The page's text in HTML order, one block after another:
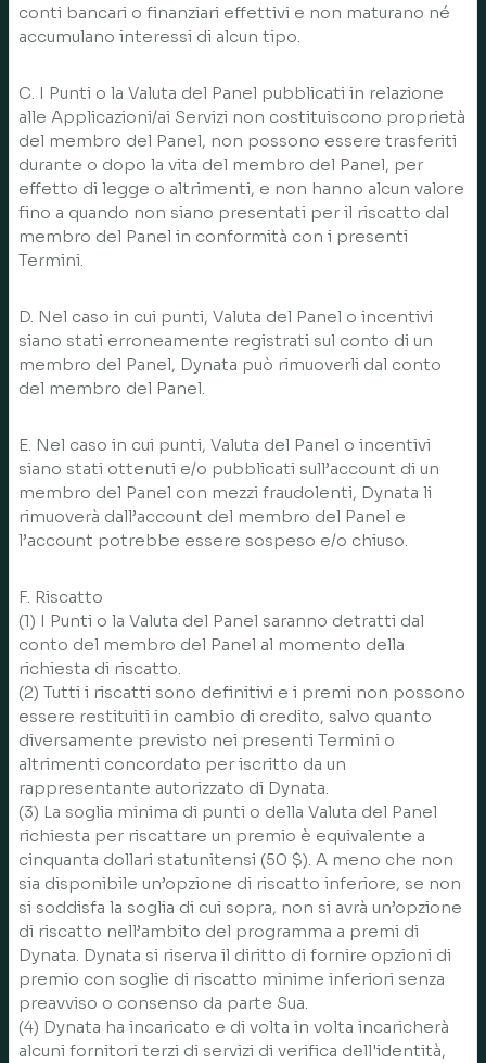
conti bancari o finanziari effettivi e non maturano né
accumulano interessi di alcun tipo.
C. I Punti o la Valuta del Panel pubblicati in relazione
alle Applicazioni/ai Servizi non costituiscono proprietà
del membro del Panel, non possono essere trasferiti
durante o dopo la vita del membro del Panel, per
effetto di legge o altrimenti, e non hanno alcun valore
fino a quando non siano presentati per il riscatto dal
membro del Panel in conformità con i presenti
Termini.
D. Nel caso in cui punti, Valuta del Panel o incentivi
siano stati erroneamente registrati sul conto di un
membro del Panel, Dynata può rimuoverli dal conto
del membro del Panel.
E. Nel caso in cui punti, Valuta del Panel o incentivi
siano stati ottenuti e/o pubblicati sull’account di un
membro del Panel con mezzi fraudolenti, Dynata li
rimuoverà dall’account del membro del Panel e
l’account potrebbe essere sospeso e/o chiuso.
F. Riscatto
(1) I Punti o la Valuta del Panel saranno detratti dal
conto del membro del Panel al momento della
richiesta di riscatto.
(2) Tutti i riscatti sono definitivi e i premi non possono
essere restituiti in cambio di credito, salvo quanto
diversamente previsto nei presenti Termini o
altrimenti concordato per iscritto da un
rappresentante autorizzato di Dynata.
(3) La soglia minima di punti o della Valuta del Panel
richiesta per riscattare un premio è equivalente a
cinquanta dollari statunitensi (50 $). A meno che non
sia disponibile un’opzione di riscatto inferiore, se non
si soddisfa la soglia di cui sopra, non si avrà un’opzione
di riscatto nell’ambito del programma a premi di
Dynata. Dynata si riserva il diritto di fornire opzioni di
premio con soglie di riscatto minime inferiori senza
preavviso o consenso da parte Sua.
(4) Dynata ha incaricato e di volta in volta incaricherà
alcuni fornitori terzi di servizi di verifica dell'identità,